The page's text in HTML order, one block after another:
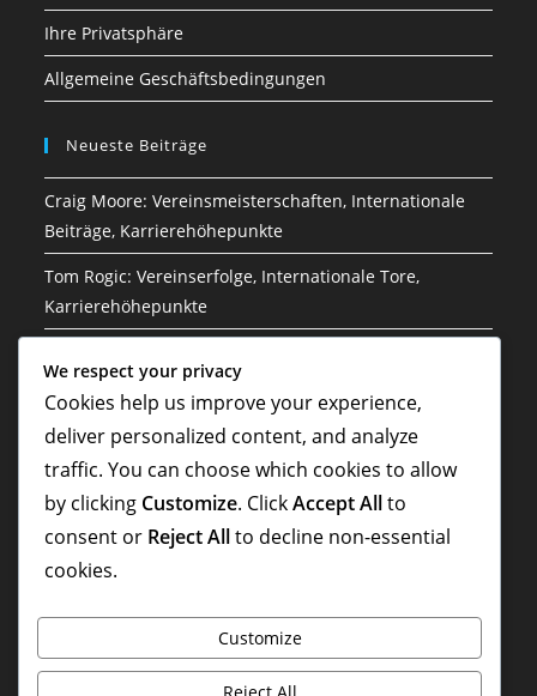
Ihre Privatsphäre
Allgemeine Geschäftsbedingungen
Neueste Beiträge
Craig Moore: Vereinsmeisterschaften, Internationale
Beiträge, Karrierehöhepunkte
Tom Rogic: Vereinserfolge, Internationale Tore,
Karrierehöhepunkte
Karriere-Highlights
Sam Kerr: Einfluss auf die Frauen-Nationalmannschaft,
Internationale Tore, Vermächtnis
Sam Kerr: Torrekorde, Vereinserfolge,
Karrierehöhepunkte
We respect your privacy
Cookies help us improve your experience,
deliver personalized content, and analyze
traffic. You can choose which cookies to allow
by clicking Customize. ClickAccept Allto
consent or Reject Allto decline non-essential
cookies.
Customize